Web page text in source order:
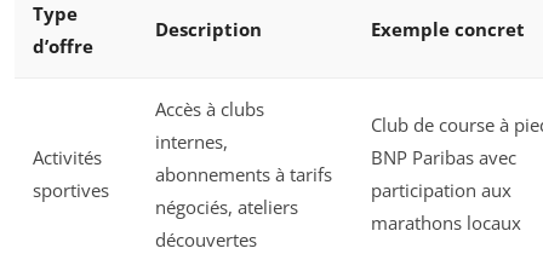
Type
d’offre
Description Exemple concret
Activités
sportives
Accès à clubs
internes,
abonnements à tarifs
négociés, ateliers
découvertes
Club de course à
BNP Paribas avec
participation aux
marathons locaux